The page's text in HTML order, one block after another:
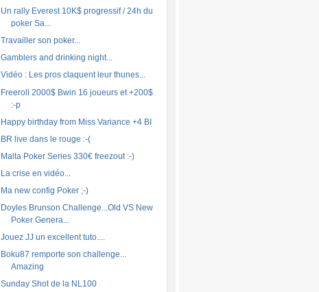
Un rally Everest 10K$ progressif / 24h du
poker Sa...
Travailler son poker...
Gamblers and drinking night...
Vidéo : Les pros claquent leur thunes...
Freeroll 2000$ Bwin 16 joueurs et +200$
:-p
Happy birthday from Miss Variance +4 BI
BR live dans le rouge :-(
Malta Poker Series 330€ freezout :-)
La crise en vidéo...
Ma new config Poker ;-)
Doyles Brunson Challenge...Old VS New
Poker Genera...
Jouez JJ un excellent tuto....
Boku87 remporte son challenge...
Amazing
Sunday Shot de la NL100